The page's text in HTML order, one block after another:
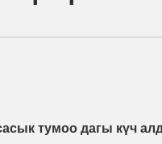
тумоо дагы күч